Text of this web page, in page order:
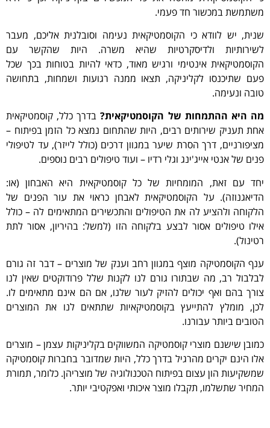
משתמשת במכשור חד פעמי.
שנית, יש לוודא כי הקוסמטיקאית נעימה וסובלנית אליכם, מעבר
לשירותיות ולדיסקרטיות שהיא משרה. היות שהקשר עם
הקוסמטיקאית אינטימי ורגיש מאוד, כדאי להיות בטוחות בכך שכל
פעם שתיכנסו לקליניקה, תצאו ממנה רגועות ושמחות, בתחושה
טובה ונעימה.
מה היא ההתמחות של הקוסמטיקאית? בדרך כלל, קוסמטיקאית
אחת תעניק שירותים רבים, היות שהתחום נמצא כל הזמן בפיתוח –
מציפורניים, דרך הסרת שיער במגוון דרכים (כולל לייזר), עד לטיפולי
פנים של אנטי אייג'ינג וגלי רדיו – ועוד טיפולים רבים נוספים.
יחד עם זאת, המומחיות של כל קוסמטיקאית היא האבחון (או:
הדיאגנוזה). על הקוסמטיקאית לאבחן כראוי את עור הפנים של
הלקוחה ולהציע לה את הטיפולים והתכשירים המתאימים לה – כולל
אילו טיפולים אסור לבצע בלקוחה הזו (למשל: בהיריון, אסור לתת
רטינול).
ענף הקוסמטיקה מוצף במגוון רחב וענק של מוצרים – דבר זה גורם
לבלבול רב, מה שבתורו גורם לנו לקנות שלל פרודוקטים שאין לנו
צורך בהם ואף יכולים להזיק לעור שלנו, אם הם אינם מתאימים לו.
לכן, מומלץ להתייעץ בקוסמטיקאיות שתתאים לנו את המוצרים
הטובים ביותר עבורנו.
כמובן שישנם מוצרי קוסמטיקה המשווקים בקליניקות עצמן – מוצרים
אלו הינם יקרים מהרגיל בדרך כלל, היות שמדובר בחברות קוסמטיקה
שמשקיעות הון עצום בפיתוח הטכנולוגיה של מוצריהן. כלומר, תמורת
המחיר שתשלמו, תקבלו מוצר איכותי ואפקטיבי יותר.